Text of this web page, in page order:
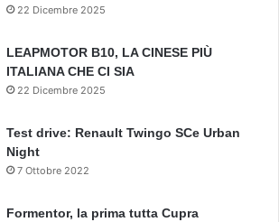
22 Dicembre 2025
LEAPMOTOR B10, LA CINESE PIÙ
ITALIANA CHE CI SIA
22 Dicembre 2025
Test drive: Renault Twingo SCe Urban
Night
7 Ottobre 2022
Formentor, la prima tutta Cupra